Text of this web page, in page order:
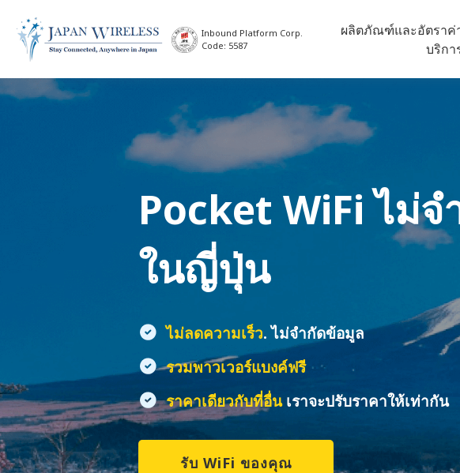
Inbound Platform Corp.
Code: 5587
ผลิตภัณฑ์และอัตราค่
บริกา
Pocket WiFiไม่จ
ในญี่ปุ่น
ไม่ลดความเร็ว. ไม่จำกัดข้อมูล
รวมพาวเวอร์แบงค์ฟรี
ราคาเดียวกับที่อื่นเราจะปรับราคาให้เท่ากัน
รับ WiFi ของคุณ